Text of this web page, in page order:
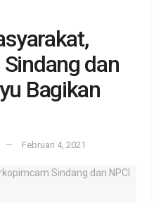
dan
Bagikan
Februari 4, 2021